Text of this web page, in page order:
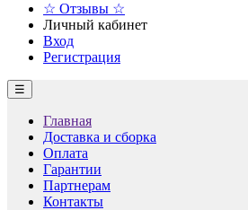
☆ Отзывы ☆
Личный кабинет
Вход
Регистрация
☰
Главная
Доставка и сборка
Оплата
Гарантии
Партнерам
Контакты